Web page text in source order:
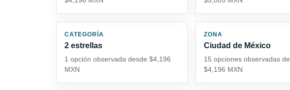
CATEGORÍA
2 estrellas
1 opción observada desde $4,196
MXN
ZONA
Ciudad de México
15 opciones observadas
$4,196 MXN